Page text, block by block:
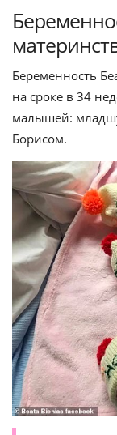
Беременность
на сроке в 34
малышей:
Борисом.